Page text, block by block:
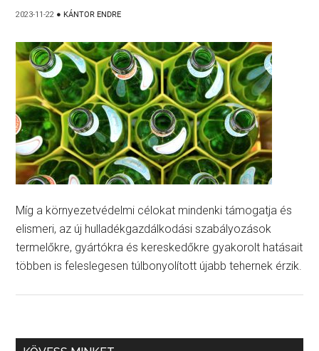
2023-11-22 ● KÁNTOR ENDRE
Míg a környezetvédelmi célokat mindenki támogatja és
elismeri, az új hulladékgazdálkodási szabályozások
termelőkre, gyártókra és kereskedőkre gyakorolt hatásait
többen is feleslegesen túlbonyolított újabb tehernek érzik.